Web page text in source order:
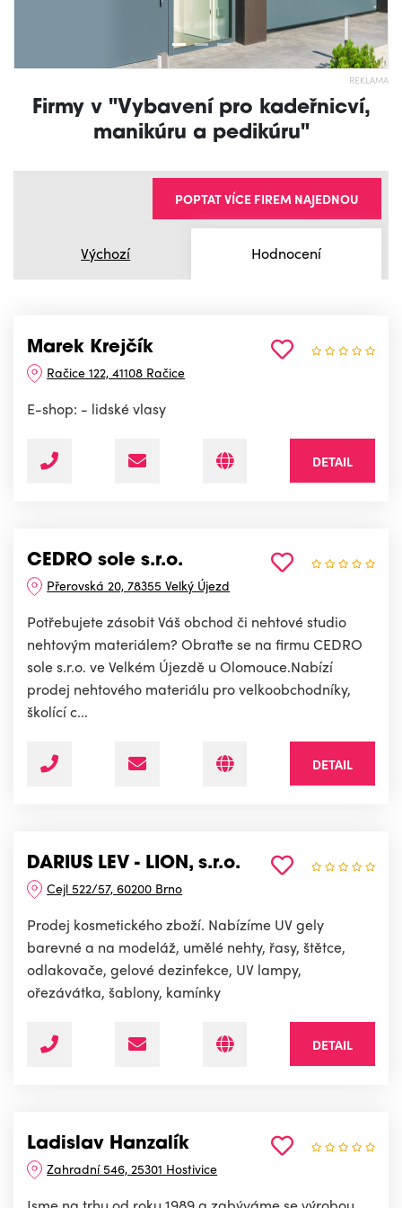
REKLAMA
Firmy v "Vybavení pro kadeřnicví,
manikúru a pedikúru"
Výchozí Hodnocení
POPTAT VÍCE FIREM NAJEDNOU
Marek Krejčík
Račice 122, 41108 Račice
E-shop: - lidské vlasy
DETAIL
CEDRO sole s.r.o.
Přerovská 20, 78355 Velký Újezd
Potřebujete zásobit Váš obchod či nehtové studio
nehtovým materiálem? Obraťte se na firmu CEDRO
sole s.r.o. ve Velkém Újezdě u Olomouce.Nabízí
prodej nehtového materiálu pro velkoobchodníky,
školící c...
DETAIL
DARIUS LEV - LION, s.r.o.
Cejl 522/57, 60200 Brno
Prodej kosmetického zboží. Nabízíme UV gely
barevné a na modeláž, umělé nehty, řasy, štětce,
odlakovače, gelové dezinfekce, UV lampy,
ořezávátka, šablony, kamínky
DETAIL
Ladislav Hanzalík
Zahradní 546, 25301 Hostivice